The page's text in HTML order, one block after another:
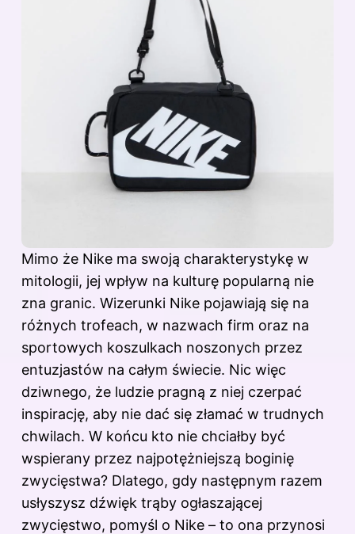
Mimo że Nike ma swoją charakterystykę w
mitologii, jej wpływ na kulturę popularną nie
zna granic. Wizerunki Nike pojawiają się na
różnych trofeach, w nazwach firm oraz na
sportowych koszulkach noszonych przez
entuzjastów na całym świecie. Nic więc
dziwnego, że ludzie pragną z niej czerpać
inspirację, aby nie dać się złamać w trudnych
chwilach. W końcu kto nie chciałby być
wspierany przez najpotężniejszą boginię
zwycięstwa? Dlatego, gdy następnym razem
usłyszysz dźwięk trąby ogłaszającej
zwycięstwo, pomyśl o Nike – to ona przynosi